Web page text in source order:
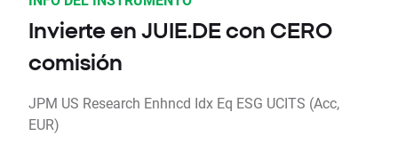
Invierte en JUIE.DE con CERO
comisión
JPM US Research Enhncd Idx Eq ESG UCITS (Acc,
EUR)